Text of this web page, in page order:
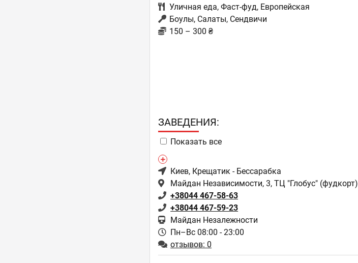
Уличная еда,Фаст-фуд, Европейская
Боулы, Салаты, Сендвичи
150 – 300 ₴
ЗAВЕДЕНИЯ:
Показать все
Киев, Крещатик - Бессарабка
Майдан Независимости, 3, ТЦ "Глобус" (фудкорт)
+38044 467-58-63
+38044 467-59-23
Майдан Незалежности
Пн–Вс 08:00 - 23:00
отзывов: 0